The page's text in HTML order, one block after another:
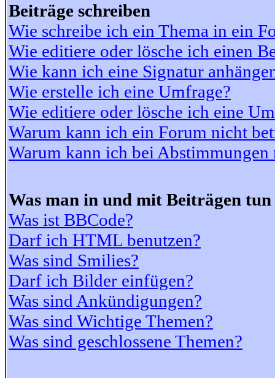
Beiträge schreiben
Wie schreibe ich ein Thema in ein
Wie editiere oder lösche ich einen
Wie kann ich eine Signatur
Wie erstelle ich eine Umfrage?
Wie editiere oder lösche ich eine
Warum kann ich ein Forum nicht
Warum kann ich bei
Was man in und mit Beiträgen
Was ist BBCode?
Darf ich HTML benutzen?
Was sind Smilies?
Darf ich Bilder einfügen?
Was sind Ankündigungen?
Was sind Wichtige Themen?
Was sind geschlossene Themen?